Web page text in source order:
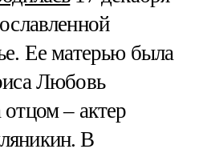
Ее матерью была
Любовь
– актер
В